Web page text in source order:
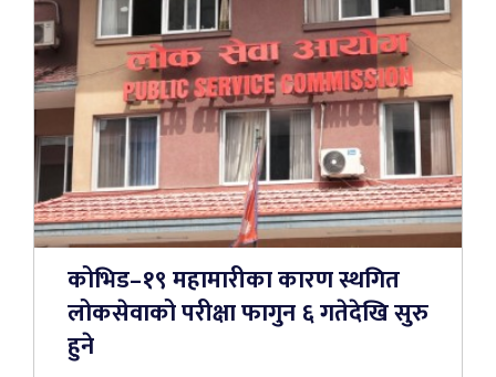
कोभिड–१९ महामारीका कारण स्थगित
लोकसेवाको परीक्षा फागुन ६ गतेदेखि सुरु
हुने